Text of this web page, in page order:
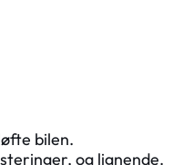
bilen.
og lignende.